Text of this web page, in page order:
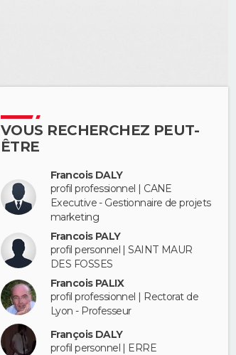
VOUS RECHERCHEZ PEUT-
ÊTRE
Francois DALY
profil professionnel | CANE
Executive - Gestionnaire de projets
marketing
Francois PALY
profil personnel | SAINT MAUR
DES FOSSES
Francois PALIX
profil professionnel | Rectorat de
Lyon - Professeur
François DALY
profil personnel | ERRE